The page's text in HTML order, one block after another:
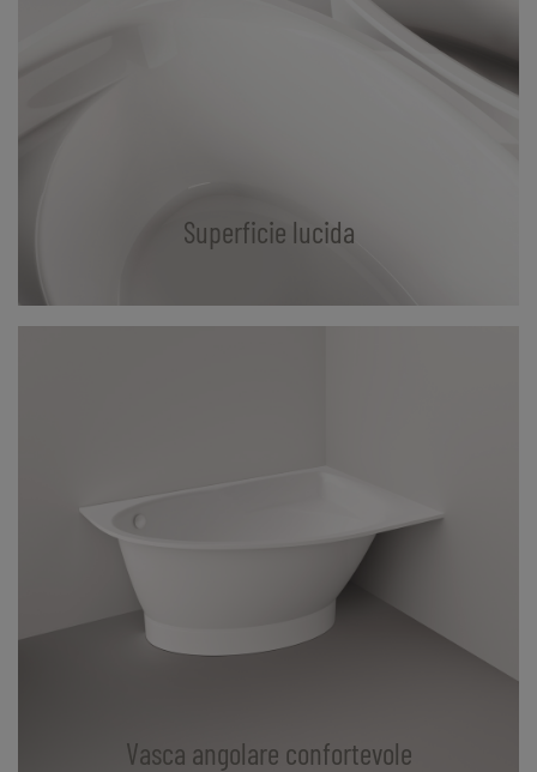
Superficie lucida
Vasca angolare confortevole